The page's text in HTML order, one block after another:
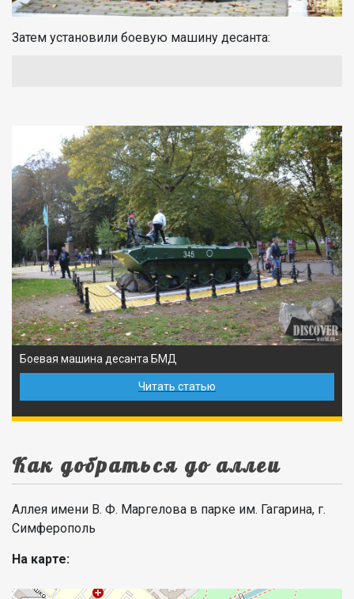
Затем установили боевую машину десанта:
Боевая машина десанта БМД
Читать статью
Как добраться до аллеи
Аллея имени В. Ф. Маргелова в парке им. Гагарина, г.
Симферополь
На карте: